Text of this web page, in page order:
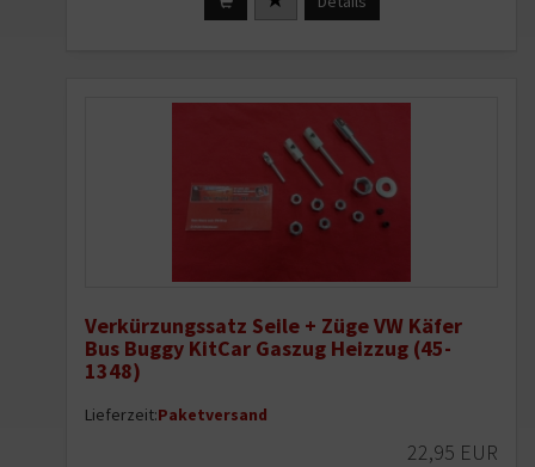
Verkürzungssatz Seile + Züge VW Käfer
Bus Buggy KitCar Gaszug Heizzug (45-
1348)
Lieferzeit:Paketversand
22,95 EUR